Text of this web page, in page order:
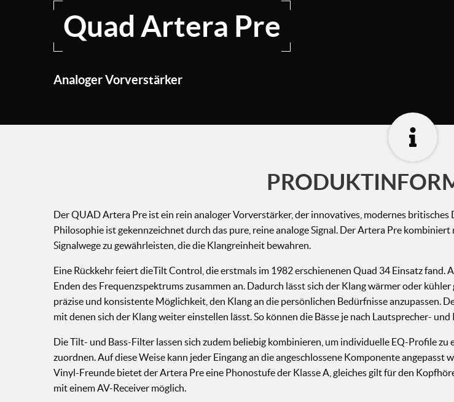
Quad Artera Pre
Analoger Vorverstärker
Der QUAD Artera Pre ist ein rein analoger Vorverstärker, der innovatives, modernes
Philosophie ist gekennzeichnet durch das pure, reine analoge Signal. Der Artera Pre
Signalwege zu gewährleisten, die die Klangreinheit bewahren.
Eine Rückkehr feiert dieTilt Control, die erstmals im 1982 erschienenen Quad 34 Einsatz
Enden des Frequenzspektrums zusammen an. Dadurch lässt sich der Klang wärmer oder
präzise und konsistente Möglichkeit, den Klang an die persönlichen Bedürfnisse anzupassen.
mit denen sich der Klang weiter einstellen lässt. So können die Bässe je nach Lautsprecher-
Die Tilt- und Bass-Filter lassen sich zudem beliebig kombinieren, um individuelle EQ-Profile
zuordnen. Auf diese Weise kann jeder Eingang an die angeschlossene Komponente
Vinyl-Freunde bietet der Artera Pre eine Phonostufe der Klasse A, gleiches gilt für den
mit einem AV-Receiver möglich.